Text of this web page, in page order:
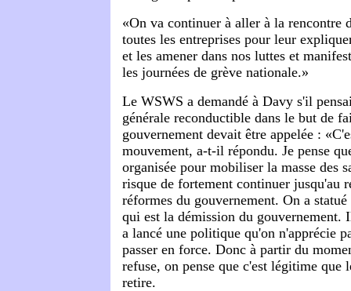
«On va continuer à aller à la rencontre
toutes les entreprises pour leur
et les amener dans nos luttes et
les journées de grève nationale.»
Le WSWS a demandé à Davy s'il
générale reconductible dans le but de
gouvernement devait être appelée :
mouvement, a-t-il répondu. Je pense
organisée pour mobiliser la masse des
risque de fortement continuer jusqu'au
réformes du gouvernement. On a
qui est la démission du
a lancé une politique qu'on n'apprécie
passer en force. Donc à partir du
refuse, on pense que c'est légitime que
retire.